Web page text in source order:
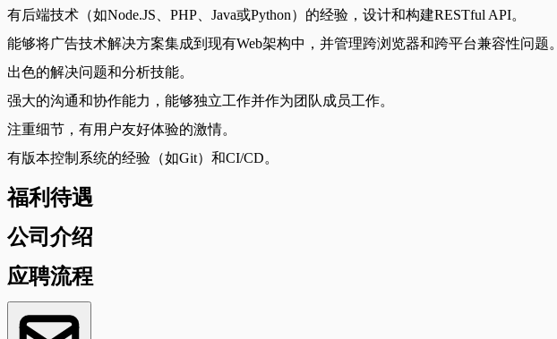
有后端技术（如Node.JS、PHP、Java或Python）的经验，设计和构建RESTful API。
能够将广告技术解决方案集成到现有Web架构中，并管理跨浏览器和跨平台兼容性问题。
出色的解决问题和分析技能。
强大的沟通和协作能力，能够独立工作并作为团队成员工作。
注重细节，有用户友好体验的激情。
有版本控制系统的经验（如Git）和CI/CD。
福利待遇
公司介绍
应聘流程